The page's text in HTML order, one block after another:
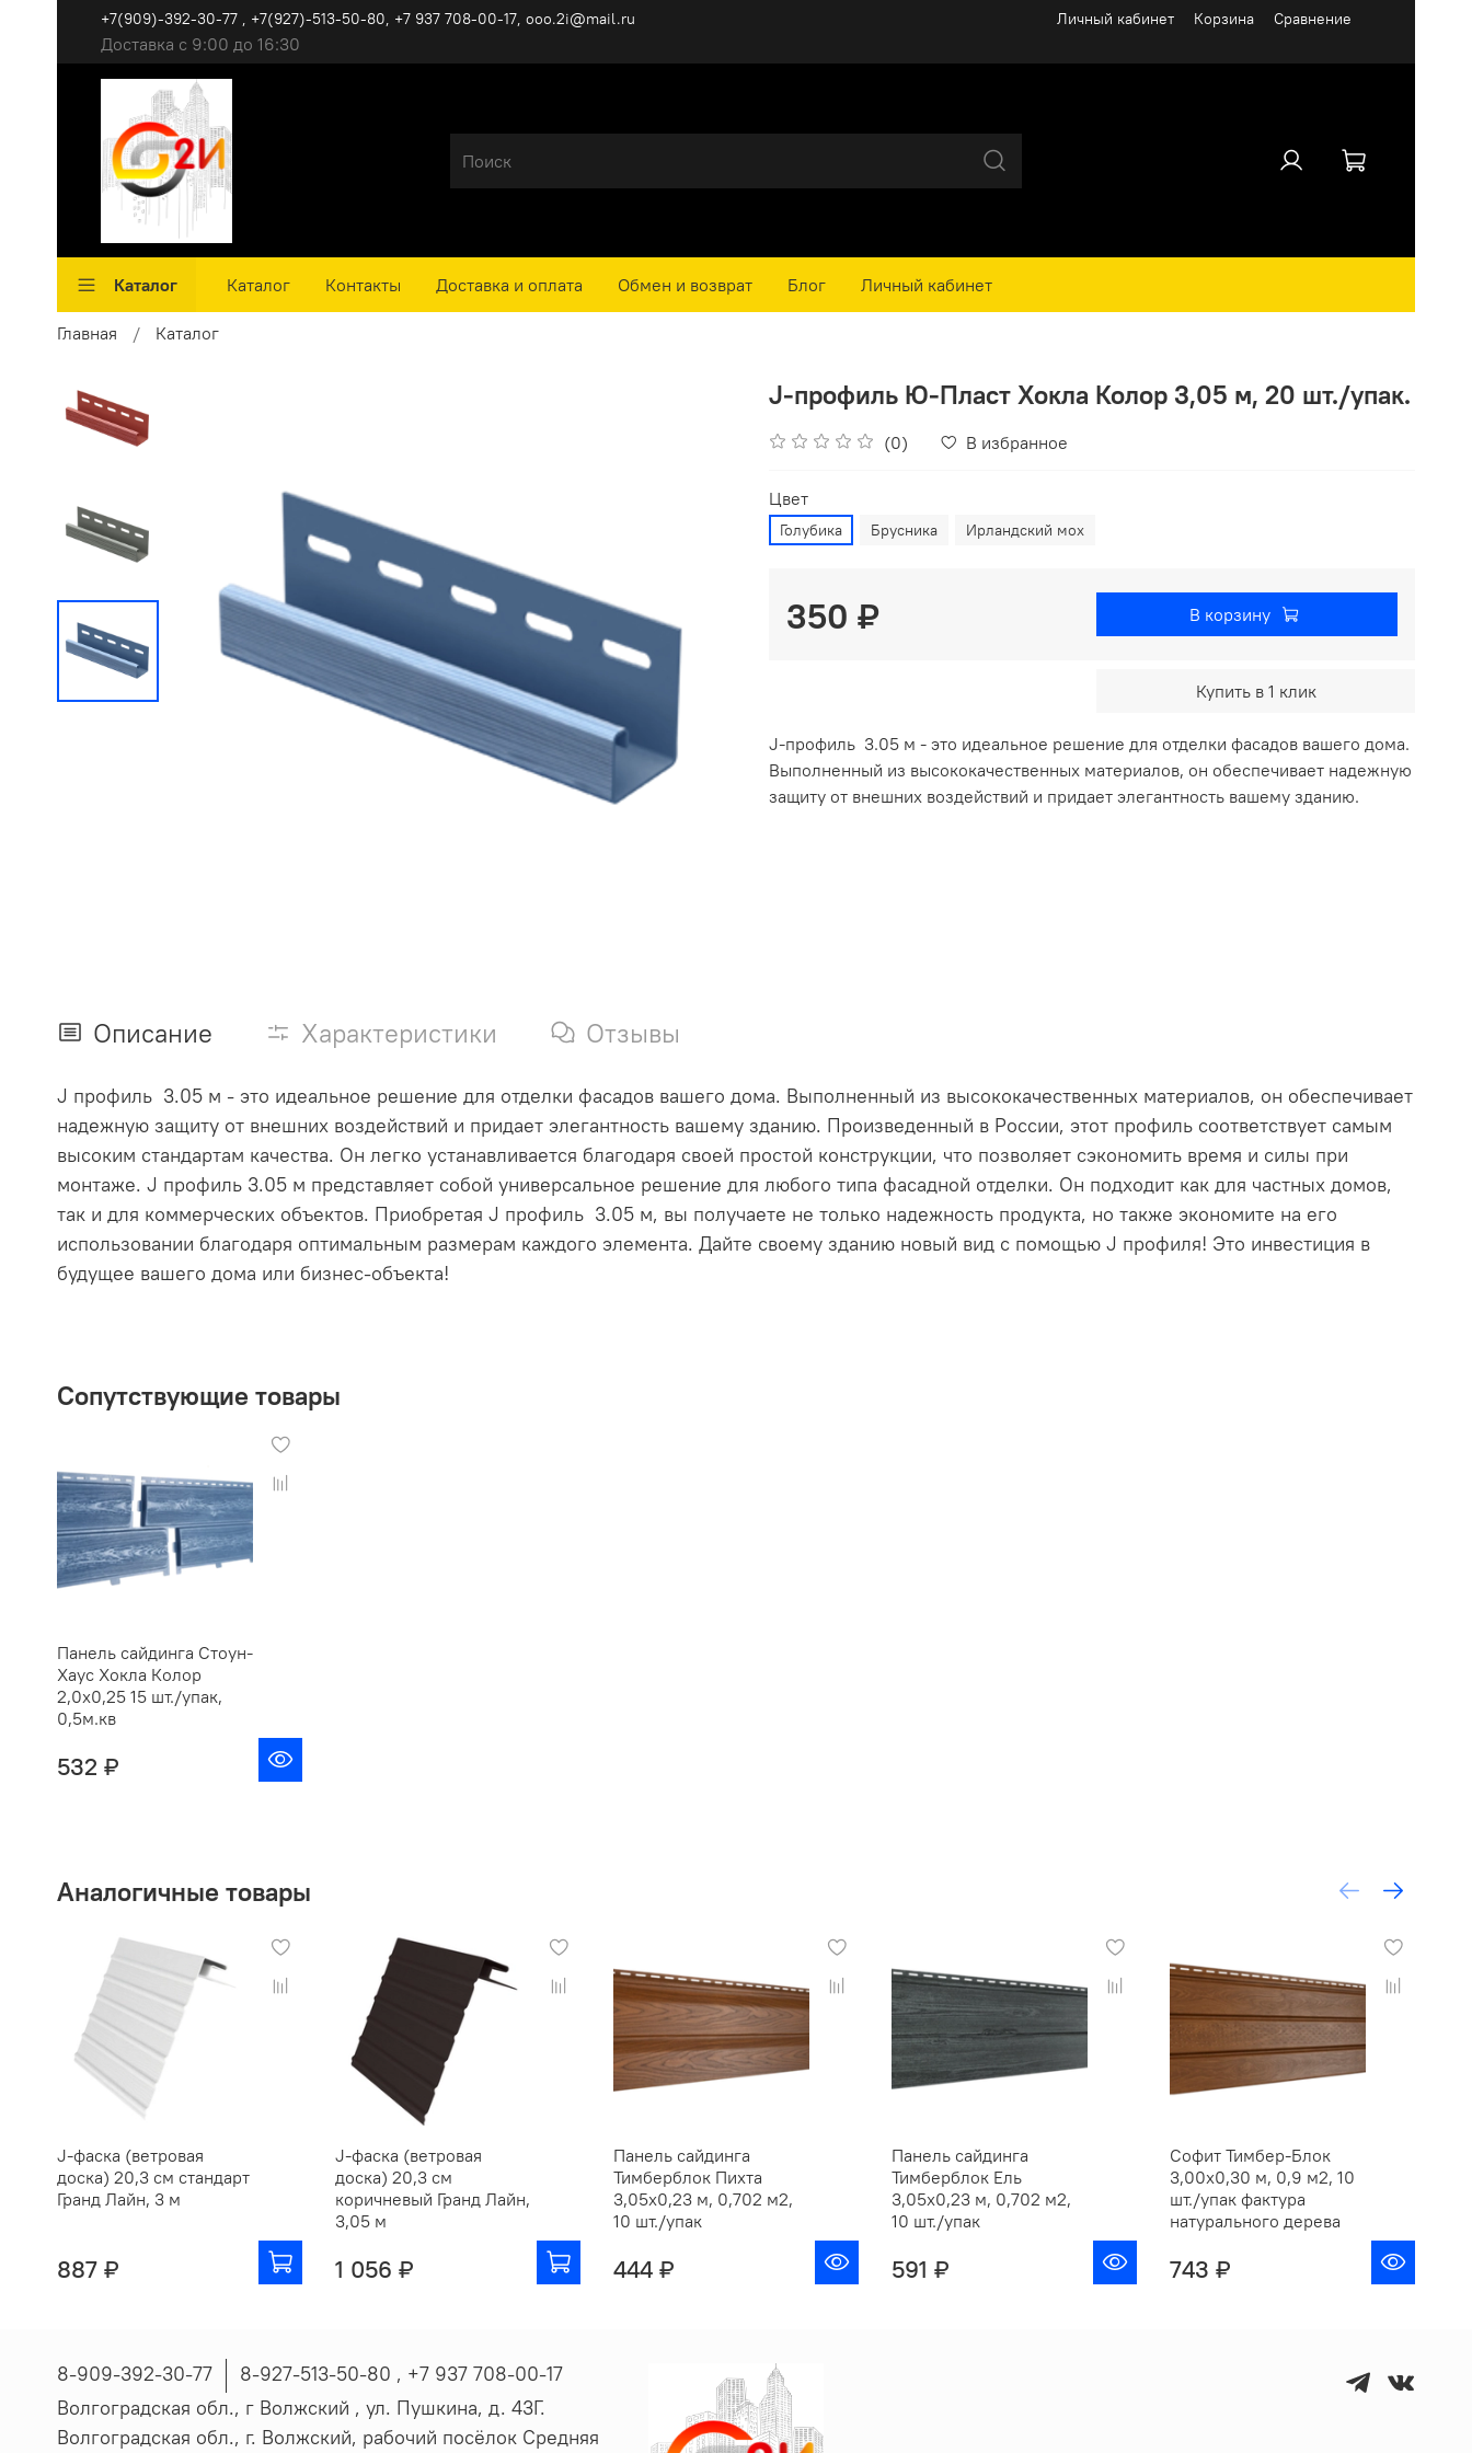
Личный кабинет Корзина Сравнение
Доставка с 9:00 до 16:30
+7(909)-392-30-77 , +7(927)-513-50-80, ‪+7 937 708-00-17, ooo.2i@mail.ru
Каталог Каталог Контакты Доставка и оплата Обмен и возврат Блог Личный кабинет
Главная Каталог
J-профиль Ю-Пласт Хокла Колор 3,05 м, 20 шт./упак.
(0) В избранное
Цвет
Голубика Брусника Ирландский мох
350 ₽ В корзину
Купить в 1 клик
J-профиль 3.05 м - это идеальное решение для отделки фасадов вашего дома.
Выполненный из высококачественных материалов, он обеспечивает надежную
защиту от внешних воздействий и придает элегантность вашему зданию.
Описание Характеристики Отзывы
J профиль 3.05 м - это идеальное решение для отделки фасадов вашего дома. Выполненный из высококачественных материалов, он обеспечивает
надежную защиту от внешних воздействий и придает элегантность вашему зданию. Произведенный в России, этот профиль соответствует самым
высоким стандартам качества. Он легко устанавливается благодаря своей простой конструкции, что позволяет сэкономить время и силы при
монтаже. J профиль 3.05 м представляет собой универсальное решение для любого типа фасадной отделки. Он подходит как для частных домов,
так и для коммерческих объектов. Приобретая J профиль 3.05 м, вы получаете не только надежность продукта, но также экономите на его
использовании благодаря оптимальным размерам каждого элемента. Дайте своему зданию новый вид с помощью J профиля! Это инвестиция в
будущее вашего дома или бизнес-объекта!
Сопутствующие товары
Панель сайдинга Стоун-
Хаус Хокла Колор
2,0х0,25 15 шт./упак,
0,5м.кв
532 ₽
Аналогичные товары
J-фаска (ветровая
доска) 20,3 см стандарт
Гранд Лайн, 3 м
887 ₽
J-фаска (ветровая
доска) 20,3 см
коричневый Гранд Лайн,
3,05 м
1 056 ₽
Панель сайдинга
Тимберблок Пихта
3,05х0,23 м, 0,702 м2,
10 шт./упак
444 ₽
Панель сайдинга
Тимберблок Ель
3,05х0,23 м, 0,702 м2,
10 шт./упак
591 ₽
Софит Тимбер-Блок
3,00х0,30 м, 0,9 м2, 10
шт./упак фактура
натурального дерева
743 ₽
8-909-392-30-77
8-927-513-50-80 , ‪+7 937 708-00-17
Волгоградская обл., г Волжский , ул. Пушкина, д. 43Г.
Волгоградская обл., г. Волжский, рабочий посёлок Средняя